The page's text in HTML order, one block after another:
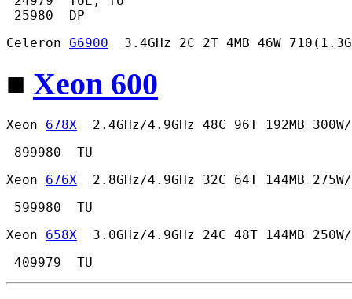
25980  DP
Celeron G6900
3.4GHz 2C 2T 4MB 46W
■ Xeon 600
Xeon 678X
2.4GHz/4.9GHz 48C 96T 192MB
899980  TU
Xeon 676X
2.8GHz/4.9GHz 32C 64T 144MB
599980  TU
Xeon 658X
3.0GHz/4.9GHz 24C 48T 144MB
409979  TU